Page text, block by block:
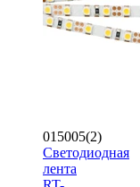
015005(2)
Светодиодная
лента